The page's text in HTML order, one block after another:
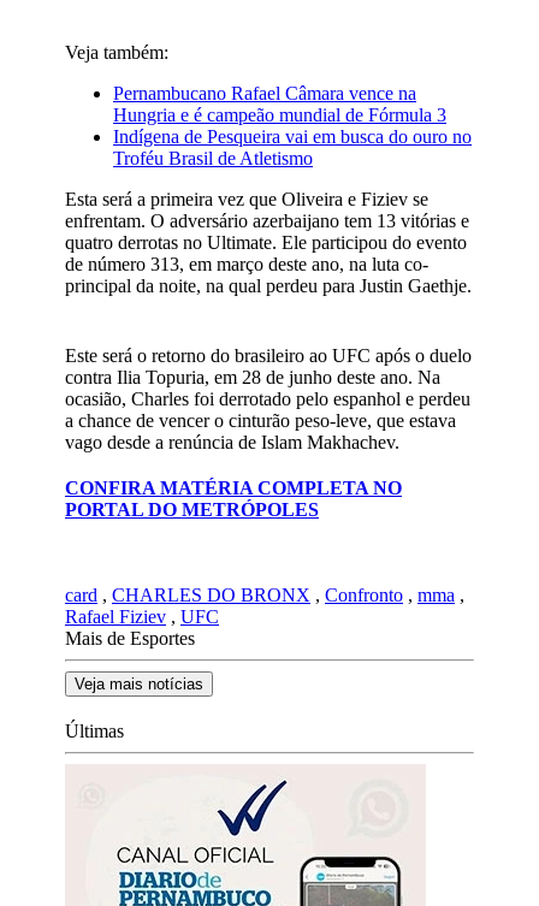
Veja também:
Pernambucano Rafael Câmara vence na
Hungria e é campeão mundial de Fórmula 3
Indígena de Pesqueira vai em busca do ouro no
Troféu Brasil de Atletismo
Esta será a primeira vez que Oliveira e Fiziev se
enfrentam. O adversário azerbaijano tem 13 vitórias e
quatro derrotas no Ultimate. Ele participou do evento
de número 313, em março deste ano, na luta co-
principal da noite, na qual perdeu para Justin Gaethje.
Este será o retorno do brasileiro ao UFC após o duelo
contra Ilia Topuria, em 28 de junho deste ano. Na
ocasião, Charles foi derrotado pelo espanhol e perdeu
a chance de vencer o cinturão peso-leve, que estava
vago desde a renúncia de Islam Makhachev.
CONFIRA MATÉRIA COMPLETA NO
PORTAL DO METRÓPOLES
card , CHARLES DO BRONX , Confronto , mma ,
Rafael Fiziev , UFC
Mais de Esportes
Veja mais notícias
Últimas